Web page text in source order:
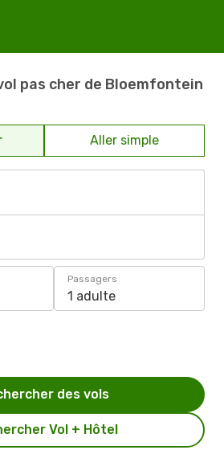
pas cher de Bloemfontein
Aller simple
Passagers
1 adulte
Vol + Hôtel
des vols